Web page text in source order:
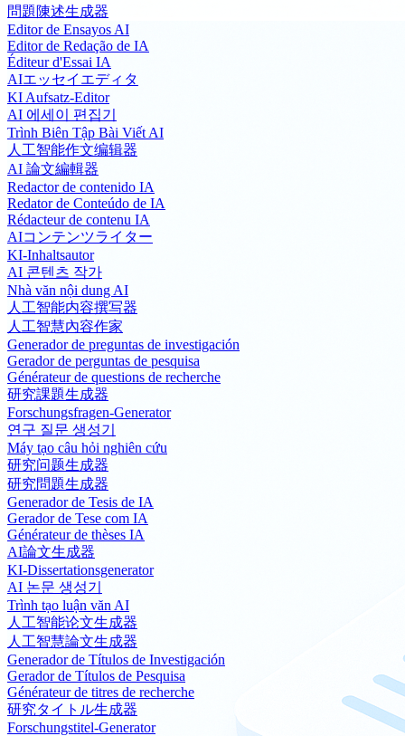
問題陳述生成器
Editor de Ensayos AI
Editor de Redação de IA
Éditeur d'Essai IA
AIエッセイエディタ
KI Aufsatz-Editor
AI 에세이 편집기
Trình Biên Tập Bài Viết AI
人工智能作文编辑器
AI 論文編輯器
Redactor de contenido IA
Redator de Conteúdo de IA
Rédacteur de contenu IA
AIコンテンツライター
KI-Inhaltsautor
AI 콘텐츠 작가
Nhà văn nội dung AI
人工智能内容撰写器
人工智慧內容作家
Generador de preguntas de investigación
Gerador de perguntas de pesquisa
Générateur de questions de recherche
研究課題生成器
Forschungsfragen-Generator
연구 질문 생성기
Máy tạo câu hỏi nghiên cứu
研究问题生成器
研究問題生成器
Generador de Tesis de IA
Gerador de Tese com IA
Générateur de thèses IA
AI論文生成器
KI-Dissertationsgenerator
AI 논문 생성기
Trình tạo luận văn AI
人工智能论文生成器
人工智慧論文生成器
Generador de Títulos de Investigación
Gerador de Títulos de Pesquisa
Générateur de titres de recherche
研究タイトル生成器
Forschungstitel-Generator